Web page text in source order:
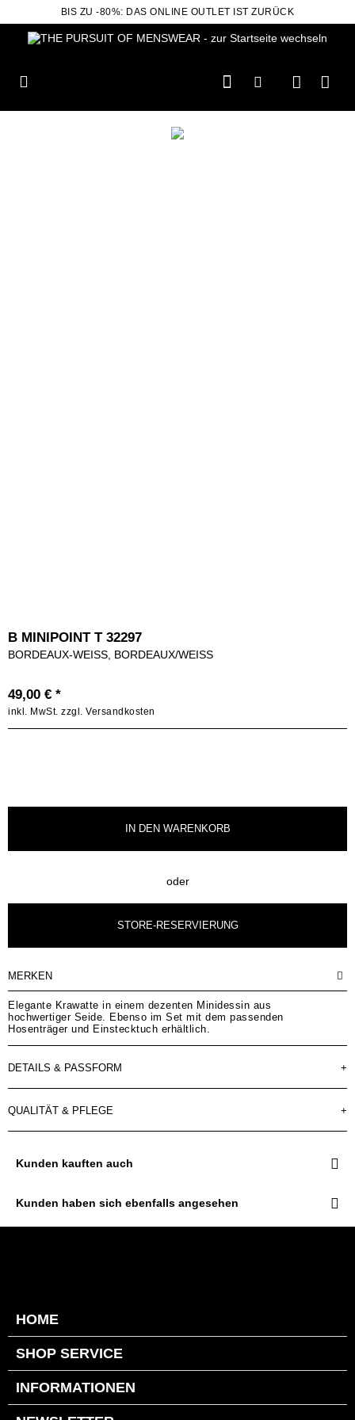
BIS ZU -80%: DAS ONLINE OUTLET IST ZURÜCK
B MINIPOINT T 32297
BORDEAUX-WEISS, BORDEAUX/WEISS
49,00 € *
inkl. MwSt. zzgl. Versandkosten
IN DEN WARENKORB
oder
STORE-RESERVIERUNG
MERKEN
Elegante Krawatte in einem dezenten Minidessin aus
hochwertiger Seide. Ebenso im Set mit dem passenden
Hosenträger und Einstecktuch erhältlich.
DETAILS & PASSFORM +
QUALITÄT & PFLEGE +
Kunden kauften auch
Kunden haben sich ebenfalls angesehen
HOME
SHOP SERVICE
INFORMATIONEN